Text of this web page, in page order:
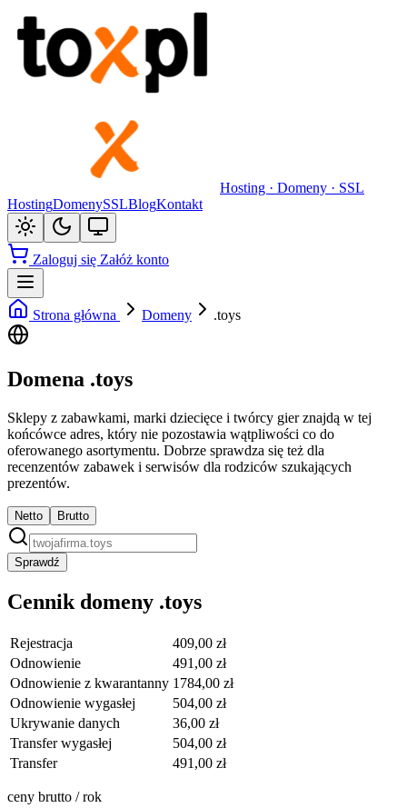
Hosting · Domeny · SSL
HostingDomenySSLBlogKontakt
Zaloguj się Załóż konto
Strona główna Domeny .toys
Domena .toys
Sklepy z zabawkami, marki dziecięce i twórcy gier znajdą w tej
końcówce adres, który nie pozostawia wątpliwości co do
oferowanego asortymentu. Dobrze sprawdza się też dla
recenzentów zabawek i serwisów dla rodziców szukających
prezentów.
Netto Brutto
Sprawdź
Cennik domeny .toys
Rejestracja
409,00 zł
Odnowienie
491,00 zł
Odnowienie z kwarantanny 1784,00 zł
Odnowienie wygasłej
504,00 zł
Ukrywanie danych
36,00 zł
Transfer wygasłej
504,00 zł
Transfer
491,00 zł
ceny brutto / rok